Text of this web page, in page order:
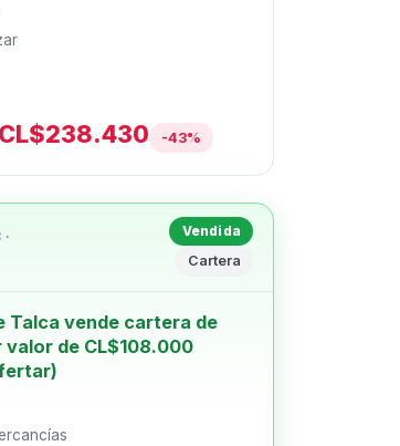
-43%
Vendida
Cartera
Talca vende cartera de
valor de CL$108.000